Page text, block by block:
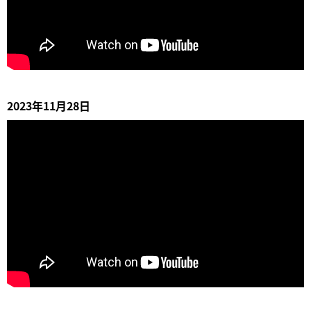
2023年11月28日